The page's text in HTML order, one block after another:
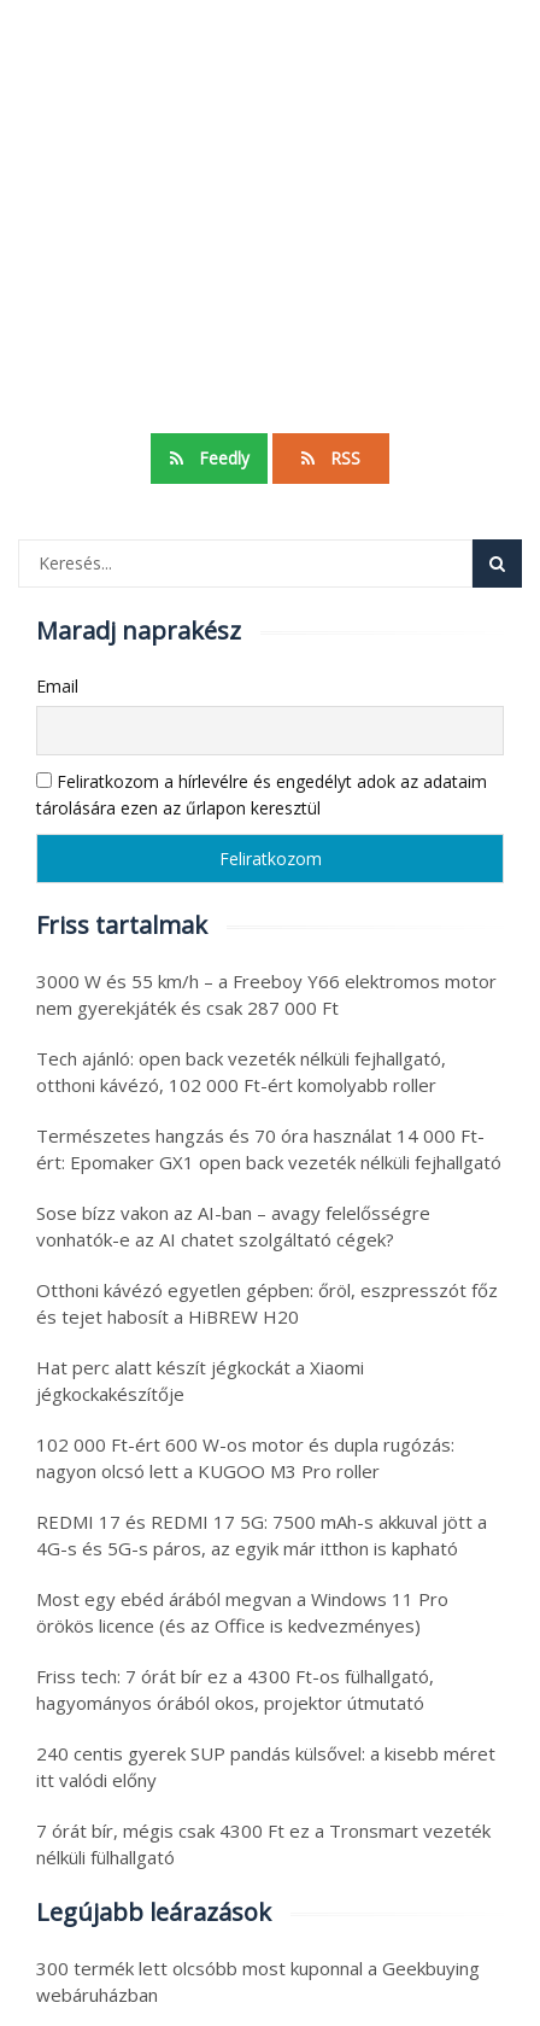
Feedly RSS
Maradj naprakész
Email
Feliratkozom a hírlevélre és engedélyt adok az adataim
tárolására ezen az űrlapon keresztül
Friss tartalmak
3000 W és 55 km/h – a Freeboy Y66 elektromos motor
nem gyerekjáték és csak 287 000 Ft
Tech ajánló: open back vezeték nélküli fejhallgató,
otthoni kávézó, 102 000 Ft-ért komolyabb roller
Természetes hangzás és 70 óra használat 14 000 Ft-
ért: Epomaker GX1 open back vezeték nélküli fejhallgató
Sose bízz vakon az AI-ban – avagy felelősségre
vonhatók-e az AI chatet szolgáltató cégek?
Otthoni kávézó egyetlen gépben: őröl, eszpresszót főz
és tejet habosít a HiBREW H20
Hat perc alatt készít jégkockát a Xiaomi
jégkockakészítője
102 000 Ft-ért 600 W-os motor és dupla rugózás:
nagyon olcsó lett a KUGOO M3 Pro roller
REDMI 17 és REDMI 17 5G: 7500 mAh-s akkuval jött a
4G-s és 5G-s páros, az egyik már itthon is kapható
Most egy ebéd árából megvan a Windows 11 Pro
örökös licence (és az Office is kedvezményes)
Friss tech: 7 órát bír ez a 4300 Ft-os fülhallgató,
hagyományos órából okos, projektor útmutató
240 centis gyerek SUP pandás külsővel: a kisebb méret
itt valódi előny
7 órát bír, mégis csak 4300 Ft ez a Tronsmart vezeték
nélküli fülhallgató
Legújabb leárazások
300 termék lett olcsóbb most kuponnal a Geekbuying
webáruházban